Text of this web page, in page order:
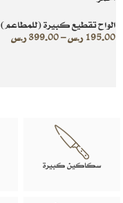
الواح تقطيع كبيرة (للمطاعم)
195.00 ر.س–
399.00ر.س
سكاكين كبيرة